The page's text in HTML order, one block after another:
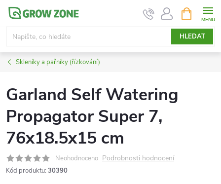
Přejít
obsah
HLEDAT
NÁKUPNÍ
KOŠÍK
Skleníky a pařníky (řízkování)
Garland Self Watering
Propagator Super 7,
76x18.5x15 cm
Neohodnoceno Podrobnosti hodnocení
Kód produktu: 30390